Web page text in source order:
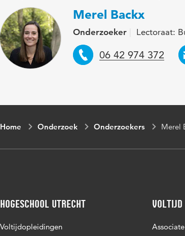
Merel Backx
Onderzoeker Lectoraat:
Telefoon
06 42 974 372
Home Onderzoek Onderzoekers Merel
Hogeschool Utrecht
Voltijdopleidingen
Voltijd